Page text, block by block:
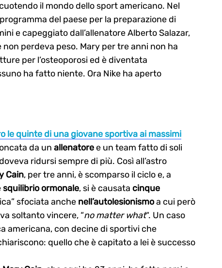
il mondo dello sport americano. Nel
del paese per la preparazione di
e capeggiato dall’allenatore Alberto Salazar,
perdeva peso. Mary per tre anni non ha
per l’osteoporosi ed è diventata
ha fatto niente. Ora Nike ha aperto
le quinte di una giovane sportiva ai massimi
da un allenatoree un team fatto di soli
ridursi sempre di più. Così all’astro
Cain, per tre anni, è scomparso il ciclo e, a
squilibrio ormonale, si è causata cinque
sfociata anche nell’autolesionismoa cui però
soltanto vincere, “no matter what“. Un caso
americana, con decine di sportivi che
quello che è capitato a lei è successo